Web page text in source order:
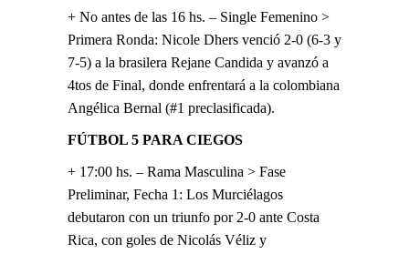
+ No antes de las 16 hs. – Single Femenino >
Primera Ronda: Nicole Dhers venció 2-0 (6-3 y
7-5) a la brasilera Rejane Candida y avanzó a
4tos de Final, donde enfrentará a la colombiana
Angélica Bernal (#1 preclasificada).
FÚTBOL 5 PARA CIEGOS
+ 17:00 hs. – Rama Masculina > Fase
Preliminar, Fecha 1: Los Murciélagos
debutaron con un triunfo por 2-0 ante Costa
Rica, con goles de Nicolás Véliz y